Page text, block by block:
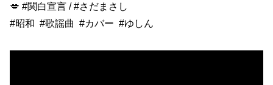
💋 #関白宣言 /#さだまさし
#昭和 #歌謡曲 #カバー #ゆしん